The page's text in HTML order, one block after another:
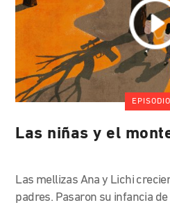
Las niñas y el
Las mellizas Ana y Lichi
padres. Pasaron su infancia